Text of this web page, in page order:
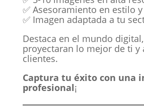
✅ Asesoramiento en estilo
✅ Imagen adaptada a tu
Destaca en el mundo
proyectaran lo mejor de ti y
clientes.
Captura tu éxito con una
profesional¡